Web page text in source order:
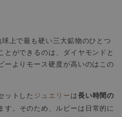
上で最も硬い三大鉱物のひとつ
とができるのは、ダイヤモンドと
ーよりモース硬度が高いのはこの
ットした ジュエリー は長い時間の
す。そのため、ルビーは日常的に